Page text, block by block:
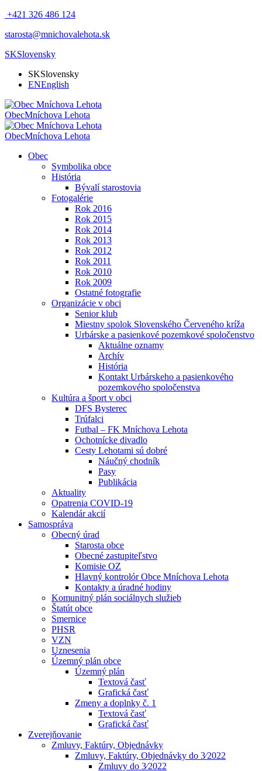
+421 326 486 124
starosta@mnichovalehota.sk
SKSlovensky
SKSlovensky
ENEnglish
ObecMníchova Lehota
ObecMníchova Lehota
Obec
Symbolika obce
História
Bývalí starostovia
Fotogalérie
Rok 2016
Rok 2015
Rok 2014
Rok 2013
Rok 2012
Rok 2011
Rok 2010
Rok 2009
Ostatné fotografie
Organizácie v obci
Senior klub
Miestny spolok Slovenského Červeného kríža
Urbárske a pasienkové pozemkové spoločenstvo
Aktuálne oznamy
Archív
História
Kontakt Urbárskeho a pasienkového
pozemkového spoločenstva
Kultúra a šport v obci
DFS Bysterec
Trúfalci
Futbal – FK Mníchova Lehota
Ochotnícke divadlo
Cesty Lehotami sú dobré
Náučný chodník
Pasy
Publikácia
Aktuality
Opatrenia COVID-19
Kalendár akcií
Samospráva
Obecný úrad
Starosta obce
Obecné zastupiteľstvo
Komisie OZ
Hlavný kontrolór Obce Mníchova Lehota
Kontakty a úradné hodiny
Komunitný plán sociálnych služieb
Štatút obce
Smernice
PHSR
VZN
Uznesenia
Územný plán obce
Územný plán
Textová časť
Grafická časť
Zmeny a doplnky č. 1
Textová časť
Grafická časť
Zverejňovanie
Zmluvy, Faktúry, Objednávky
Zmluvy, Faktúry, Objednávky do 3⁄2022
Zmluvy do 3⁄2022